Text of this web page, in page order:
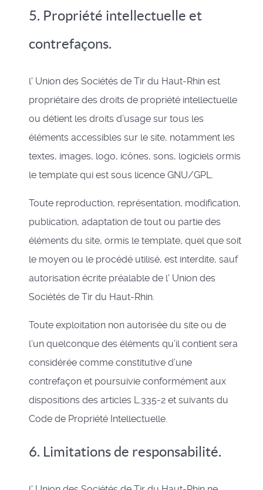
5. Propriété intellectuelle et
contrefaçons.
l' Union des Sociétés de Tir du Haut-Rhin est
propriétaire des droits de propriété intellectuelle
ou détient les droits d’usage sur tous les
éléments accessibles sur le site, notamment les
textes, images, logo, icônes, sons, logiciels ormis
le template qui est sous licence GNU/GPL.
Toute reproduction, représentation, modification,
publication, adaptation de tout ou partie des
éléments du site, ormis le template, quel que soit
le moyen ou le procédé utilisé, est interdite, sauf
autorisation écrite préalable de l' Union des
Sociétés de Tir du Haut-Rhin.
Toute exploitation non autorisée du site ou de
l’un quelconque des éléments qu’il contient sera
considérée comme constitutive d’une
contrefaçon et poursuivie conformément aux
dispositions des articles L.335-2 et suivants du
Code de Propriété Intellectuelle.
6. Limitations de responsabilité.